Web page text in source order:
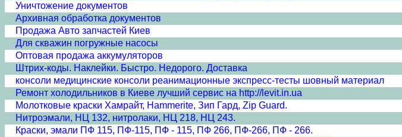
Уничтожение документов
Архивная обработка документов
Продажа Авто запчастей Киев
Для скважин погружные насосы
Оптовая продажа аккумуляторов
Штрих-коды. Наклейки. Быстро. Недорого. Доставка
консоли медицинские консоли реанимационные экспресс-тесты шовный материал
Ремонт холодильников в Киеве лучший сервис на http://levit.in.ua
Молотковые краски Хамрайт, Hammerite, Зип Гард, Zip Guard.
Нитроэмали, НЦ 132, нитролаки, НЦ 218, НЦ 243.
Краски, эмали ПФ 115, ПФ-115, ПФ - 115, ПФ 266, ПФ-266, ПФ - 266.